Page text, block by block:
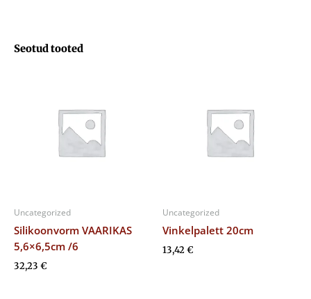
Seotud tooted
Uncategorized
Silikoonvorm VAARIKAS
5,6×6,5cm /6
32,23 €
Uncategorized
Vinkelpalett 20cm
13,42€